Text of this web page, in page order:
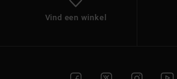
Vind een winkel